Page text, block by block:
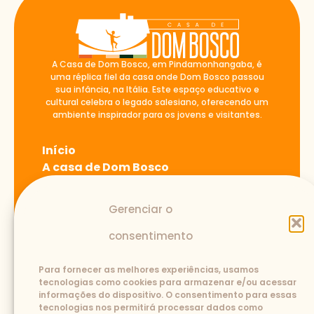
Gerenciar o
consentimento
Para fornecer as melhores experiências, usamos
tecnologias como cookies para armazenar e/ou acessar
informações do dispositivo. O consentimento para essas
tecnologias nos permitirá processar dados como
A Casa de Dom Bosco, em Pindamonhangaba, é
uma réplica fiel da casa onde Dom Bosco passou
sua infância, na Itália. Este espaço educativo e
cultural celebra o legado salesiano, oferecendo um
ambiente inspirador para os jovens e visitantes.
Início
A casa de Dom Bosco
Fale Conosco
Contato
(12) 3645-1110
3643-2239
casadedombosco@salesianos.com.br